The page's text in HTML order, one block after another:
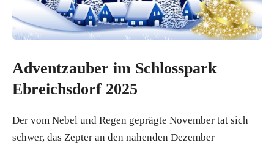
Adventzauber im Schlosspark
Ebreichsdorf 2025
Der vom Nebel und Regen geprägte November tat sich
schwer, das Zepter an den nahenden Dezember